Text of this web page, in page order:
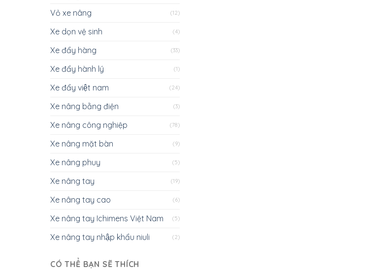
Vỏ xe nâng (12)
Xe dọn vệ sinh (4)
Xe đẩy hàng (33)
Xe đẩy hành lý (1)
Xe đẩy việt nam (24)
Xe nâng bằng điện (3)
Xe nâng công nghiệp (78)
Xe nâng mặt bàn (9)
Xe nâng phuy (5)
Xe nâng tay (19)
Xe nâng tay cao (6)
Xe nâng tay Ichimens Việt Nam (5)
Xe nâng tay nhập khẩu niuli (2)
CÓ THỂ BẠN SẼ THÍCH